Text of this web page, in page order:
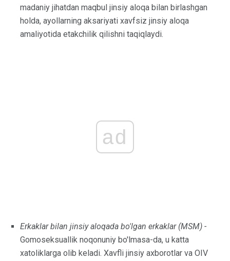
madaniy jihatdan maqbul jinsiy aloqa bilan birlashgan
holda, ayollarning aksariyati xavfsiz jinsiy aloqa
amaliyotida etakchilik qilishni taqiqlaydi.
ad
Erkaklar bilan jinsiy aloqada bo'lgan erkaklar (MSM) -
Gomoseksuallik noqonuniy bo'lmasa-da, u katta
xatoliklarga olib keladi. Xavfli jinsiy axborotlar va OIV